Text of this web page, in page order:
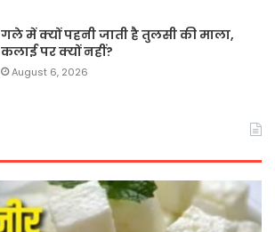
गले में क्यों पहनी जाती है तुलसी की माला,
कलाई पर क्यों नहीं?
August 6, 2026